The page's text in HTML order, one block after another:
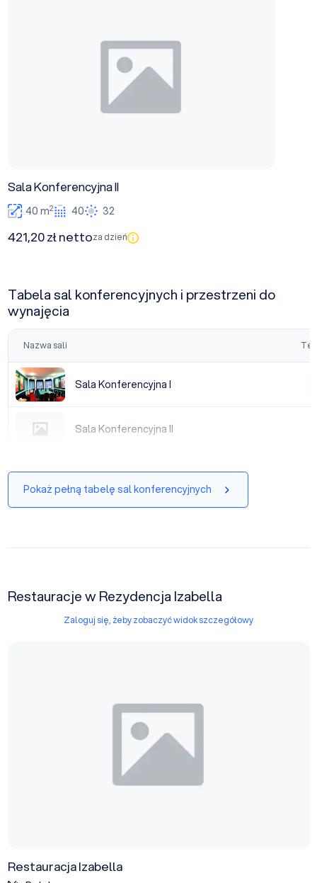
Sala Konferencyjna II
40 m2 40 32
421,20 zł nettoza dzień
Tabela sal konferencyjnych i przestrzeni do
wynajęcia
Nazwa sali
Sala Konferencyjna I
Sala Konferencyjna I
Sala Konferencyjna II
Sala Konferencyjna II
Pokaż pełną tabelę sal konferencyjnych
Restauracje w Rezydencja Izabella
Zaloguj się, żeby zobaczyć widok szczegółowy
Restauracja Izabella